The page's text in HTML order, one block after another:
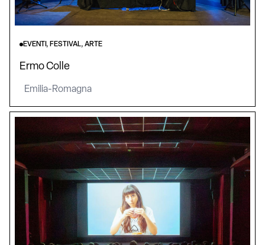
EVENTI, FESTIVAL, ARTE
Ermo Colle
Emilia-Romagna